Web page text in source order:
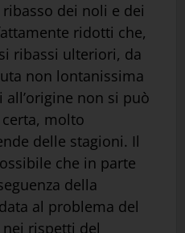
ribasso dei noli e dei
ridotti che,
ribassi ulteriori, da
non lontanissima
all’origine non si può
molto
delle stagioni. Il
che in parte
della
al problema del
rispetti del